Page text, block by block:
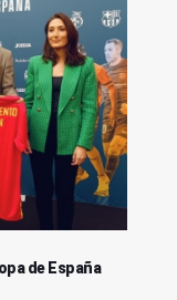
de España